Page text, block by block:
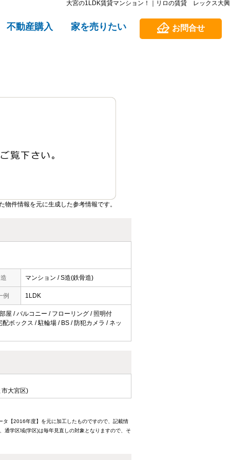
大宮の1LDK賃貸マンション！｜リロの賃貸 レックス大興
不動産購入 家を売りたい お問合せ
件情報を元に生成した参考情報です。
マンション / S造(鉄骨造)
例 1LDK
屋 / バルコニー / フローリング / 照明付
ボックス / 駐輪場 / BS / 防犯カメラ / ネッ
大宮区)
タ【2016年度】を元に加工したものですので、記載情
通学区域(学区)は毎年見直しの対象となりますので、そ